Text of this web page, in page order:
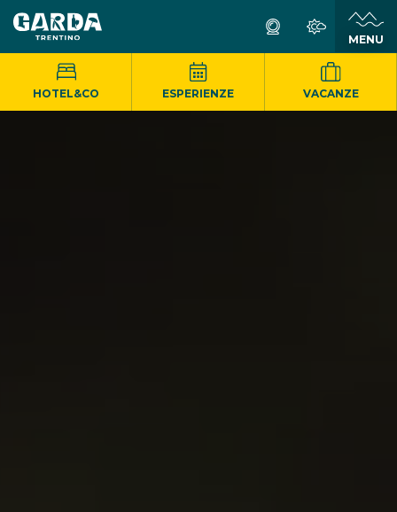
MENU
HOTEL&CO ESPERIENZE VACANZE